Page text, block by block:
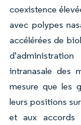
coexistence
avec polypes
accélérées de
intranasale des
mesure que les
leurs positions
et aux accords